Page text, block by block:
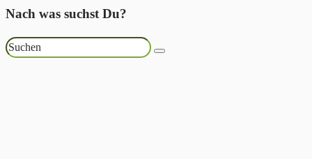
Nach was suchst Du?
Suchen